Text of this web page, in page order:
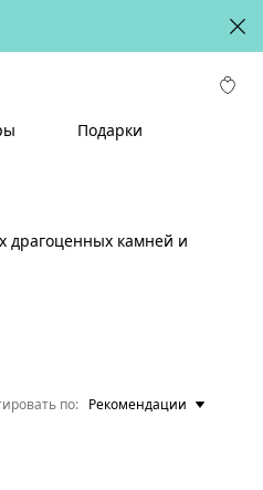
Подарки
драгоценных камней и
по Рекомендации